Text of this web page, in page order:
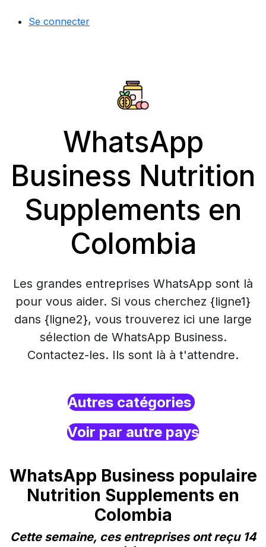
Se connecter
WhatsApp
Business Nutrition
Supplements en
Colombia
Les grandes entreprises WhatsApp sont là
pour vous aider. Si vous cherchez {ligne1}
dans {ligne2}, vous trouverez ici une large
sélection de WhatsApp Business.
Contactez-les. Ils sont là à t'attendre.
Autres catégories
Voir par autre pays
WhatsApp Business populaire
Nutrition Supplements en
Colombia
Cette semaine, ces entreprises ont reçu 14